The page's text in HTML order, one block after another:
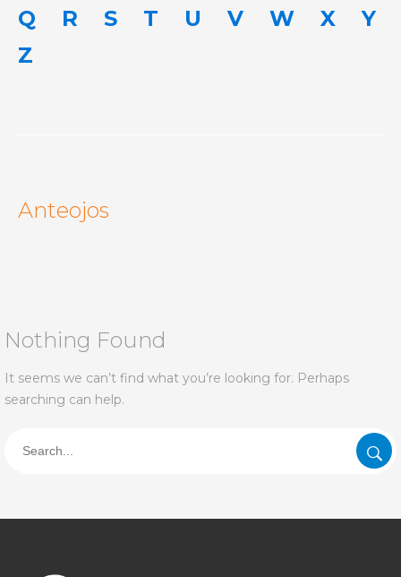
Q
R S T U V W X
Y
Z
Anteojos
Nothing Found
It seems we can’t find what you’re looking for. Perhaps
searching can help.